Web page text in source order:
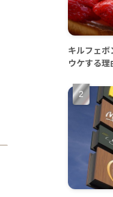
キルフェ
ウケする